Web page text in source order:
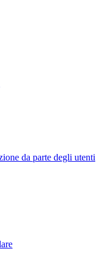
da parte degli utenti